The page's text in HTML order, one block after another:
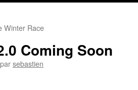
Winter Race
Coming Soon
parsebastien